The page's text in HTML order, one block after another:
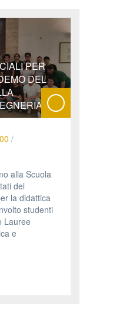
PER
DEL
/
alla Scuola
del
la didattica
studenti
Lauree
e